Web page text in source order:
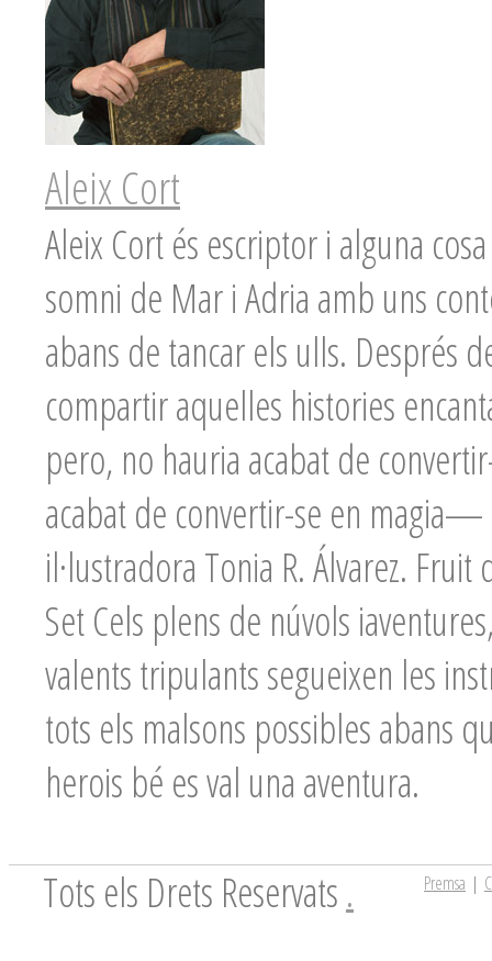
Aleix Cort
Aleix Cort és escriptor i alguna
somni de Mar i Adria amb uns
abans de tancar els ulls. Després
compartir aquelles histories
pero, no hauria acabat de
acabat de convertir-se en magia—
il·lustradora Tonia R. Álvarez.
Set Cels plens de núvols
valents tripulants segueixen les
tots els malsons possibles abans
herois bé es val una aventura.
Tots els Drets Reservats . Premsa |